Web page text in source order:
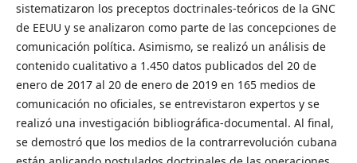
sistematizaron los preceptos doctrinales-teóricos de la GNC
de EEUU y se analizaron como parte de las concepciones de
comunicación política. Asimismo, se realizó un análisis de
contenido cualitativo a 1.450 datos publicados del 20 de
enero de 2017 al 20 de enero de 2019 en 165 medios de
comunicación no oficiales, se entrevistaron expertos y se
realizó una investigación bibliográfica-documental. Al final,
se demostró que los medios de la contrarrevolución cubana